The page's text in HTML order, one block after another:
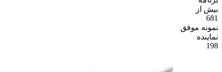
بیش از
681
نمونه موفق
نماینده
198